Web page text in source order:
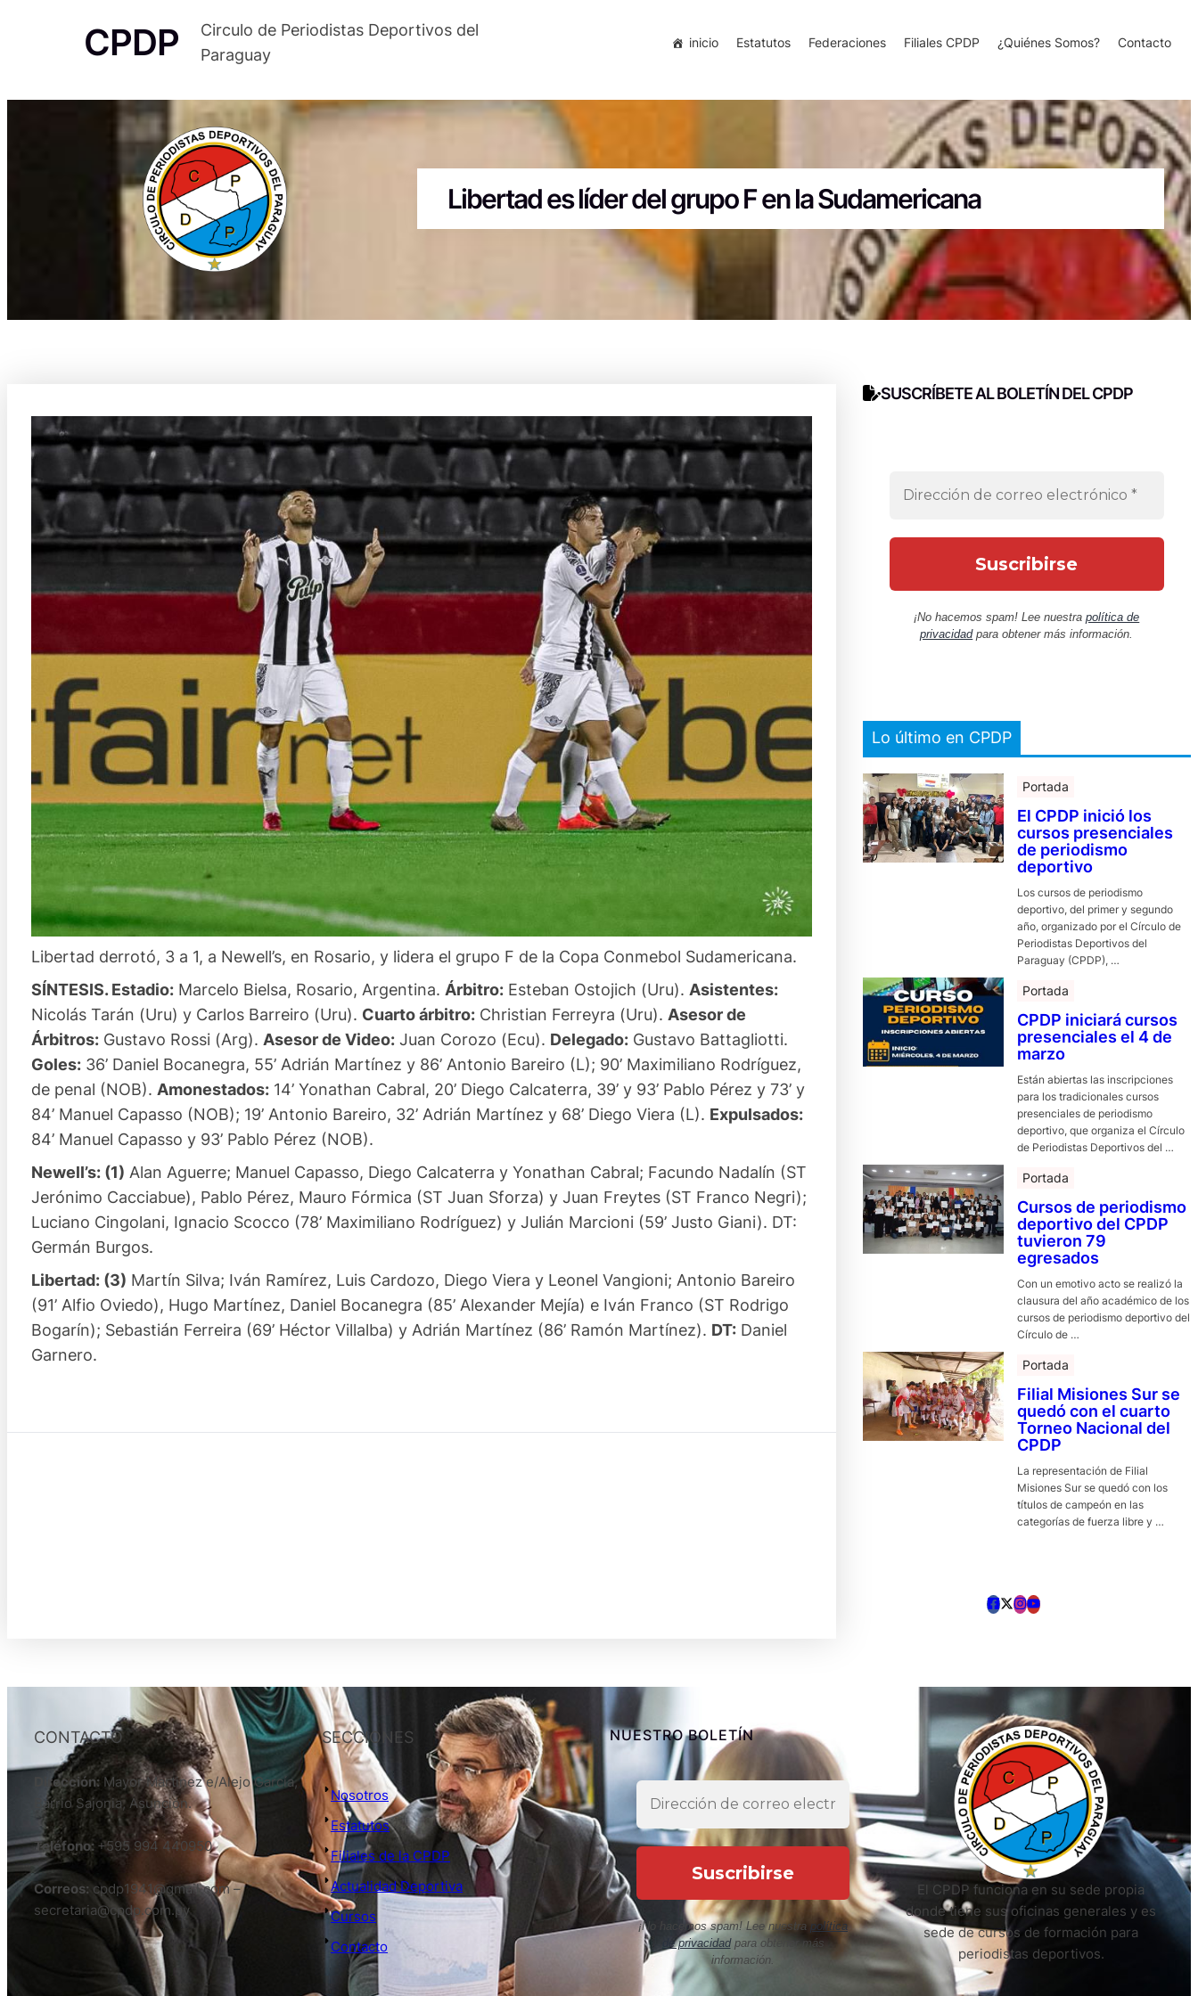
CPDP
Circulo de Periodistas Deportivos del
Paraguay
inicio Estatutos Federaciones Filiales CPDP ¿Quiénes Somos? Contacto
Libertad es líder del grupo F en la Sudamericana
Libertad derrotó, 3 a 1, a Newell’s, en Rosario, y lidera el grupo F de la Copa Conmebol Sudamericana.
SÍNTESIS. Estadio: Marcelo Bielsa, Rosario, Argentina. Árbitro: Esteban Ostojich (Uru). Asistentes:
Nicolás Tarán (Uru) y Carlos Barreiro (Uru). Cuarto árbitro: Christian Ferreyra (Uru). Asesor de
Árbitros: Gustavo Rossi (Arg). Asesor de Video: Juan Corozo (Ecu). Delegado: Gustavo Battagliotti.
Goles: 36’ Daniel Bocanegra, 55’ Adrián Martínez y 86’ Antonio Bareiro (L); 90’ Maximiliano Rodríguez,
de penal (NOB). Amonestados: 14’ Yonathan Cabral, 20’ Diego Calcaterra, 39’ y 93’ Pablo Pérez y 73’ y
84’ Manuel Capasso (NOB); 19’ Antonio Bareiro, 32’ Adrián Martínez y 68’ Diego Viera (L). Expulsados:
84’ Manuel Capasso y 93’ Pablo Pérez (NOB).
Newell’s: (1) Alan Aguerre; Manuel Capasso, Diego Calcaterra y Yonathan Cabral; Facundo Nadalín (ST
Jerónimo Cacciabue), Pablo Pérez, Mauro Fórmica (ST Juan Sforza) y Juan Freytes (ST Franco Negri);
Luciano Cingolani, Ignacio Scocco (78’ Maximiliano Rodríguez) y Julián Marcioni (59’ Justo Giani). DT:
Germán Burgos.
Libertad: (3) Martín Silva; Iván Ramírez, Luis Cardozo, Diego Viera y Leonel Vangioni; Antonio Bareiro
(91’ Alfio Oviedo), Hugo Martínez, Daniel Bocanegra (85’ Alexander Mejía) e Iván Franco (ST Rodrigo
Bogarín); Sebastián Ferreira (69’ Héctor Villalba) y Adrián Martínez (86’ Ramón Martínez). DT: Daniel
Garnero.
SUSCRÍBETE AL BOLETÍN DEL CPDP
¡No hacemos spam! Lee nuestrapolítica de
privacidadpara obtener más información.
Lo último en CPDP
Portada
El CPDP inició los
cursos presenciales
de periodismo
deportivo
Los cursos de periodismo
deportivo, del primer y segundo
año, organizado por el Círculo de
Periodistas Deportivos del
Paraguay (CPDP), …
Portada
CPDP iniciará cursos
presenciales el 4 de
marzo
Están abiertas las inscripciones
para los tradicionales cursos
presenciales de periodismo
deportivo, que organiza el Círculo
de Periodistas Deportivos del …
Portada
Cursos de periodismo
deportivo del CPDP
tuvieron 79
egresados
Con un emotivo acto se realizó la
clausura del año académico de los
cursos de periodismo deportivo del
Círculo de …
Portada
Filial Misiones Sur se
quedó con el cuarto
Torneo Nacional del
CPDP
La representación de Filial
Misiones Sur se quedó con los
títulos de campeón en las
categorías de fuerza libre y …
CONTACTO
Dirección:Mayor Martinez e/Alejo García,
Barrio Sajonia, Asunción.
Teléfono: +595 994 440950
Correos: cpdp1941@gmail.com –
secretaria@cpdp.com.py
SECCIONES
Nosotros
Estatutos
Filiales de la CPDP
Actualidad Deportiva
Cursos
Contacto
NUESTRO BOLETÍN
¡No hacemos spam! Lee nuestra política
de privacidadpara obtener más
información.
El CPDP funciona en su sede propia
donde tiene sus oficinas generales y es
sede de cursos de formación para
periodistas deportivos.